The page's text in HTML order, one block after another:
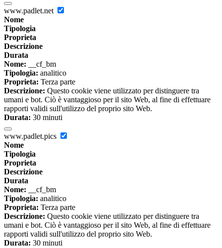
www.padlet.net
Nome
Tipologia
Proprieta
Descrizione
Durata
Nome: __cf_bm
Tipologia: analitico
Proprieta: Terza parte
Descrizione: Questo cookie viene utilizzato per distinguere tra
umani e bot. Ciò è vantaggioso per il sito Web, al fine di effettuare
rapporti validi sull'utilizzo del proprio sito Web.
Durata: 30 minuti
www.padlet.pics
Nome
Tipologia
Proprieta
Descrizione
Durata
Nome: __cf_bm
Tipologia: analitico
Proprieta: Terza parte
Descrizione: Questo cookie viene utilizzato per distinguere tra
umani e bot. Ciò è vantaggioso per il sito Web, al fine di effettuare
rapporti validi sull'utilizzo del proprio sito Web.
Durata: 30 minuti